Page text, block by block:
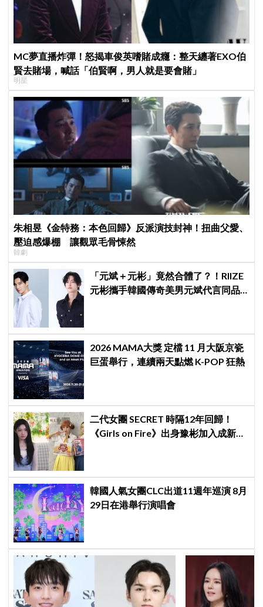
MC夢直播炸彈！怒揭車俊英嗜賭成癮：整天纏著EXO伯
賢去賭場，喊話「伯賢啊，男人就是要會賭」
明星
朱相昱《金特務：本色回歸》反派演技封神！扭曲父愛、
壓迫感爆棚 讓觀眾毛骨悚然
韓劇
「元斌＋元彬」竟然合體了？！RIIZE
元彬攜手韓國傳奇美男元斌代言同品
2026 MAMA大獎 定檔 11 月大阪京瓷
巨蛋舉行，連續兩天點燃 K-POP 狂熱
二代女團 SECRET 時隔12年回歸！
《Girls on Fire》出身豫彬加入成新成
韓國人氣女團CLC出道11週年巡演 8月
29日在港舉行演唱會